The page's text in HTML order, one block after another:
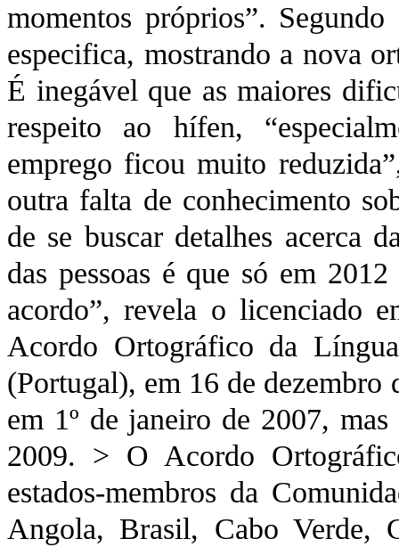
momentos próprios”.
especifica, mostrando a nova
É inegável que as maiores
respeito ao hífen,
emprego ficou muito
outra falta de conhecimento
de se buscar detalhes acerca
das pessoas é que só em
acordo”, revela o licenciado
Acordo Ortográfico da
(Portugal), em 16 de
em 1º de janeiro de 2007,
2009. > O Acordo
estados-membros da
Angola, Brasil, Cabo Verde,